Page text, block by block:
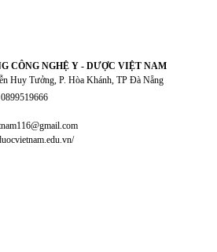
CÔNG NGHỆ Y - DƯỢC VIỆT NAM
Huy Tưởng, P. Hòa Khánh, TP Đà Nẵng